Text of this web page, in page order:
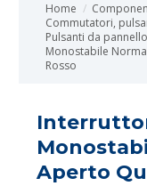
Home
Commutatori,
Pulsanti da
Monostabile
Rosso
Aperto